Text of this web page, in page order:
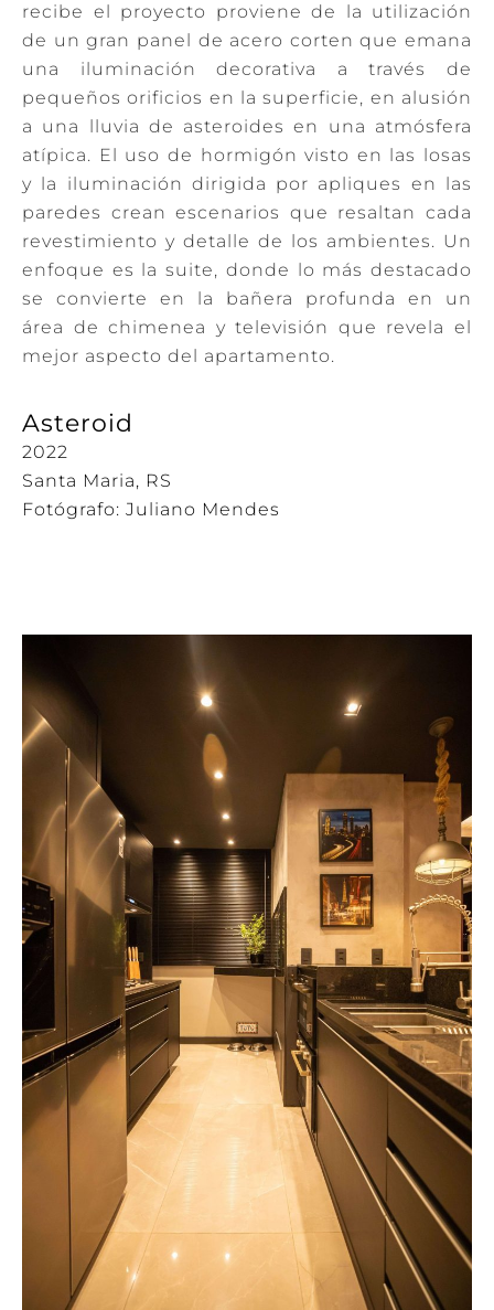
recibe el proyecto proviene de la utilización
de un gran panel de acero corten que emana
una iluminación decorativa a través de
pequeños orificios en la superficie, en alusión
a una lluvia de asteroides en una atmósfera
atípica. El uso de hormigón visto en las losas
y la iluminación dirigida por apliques en las
paredes crean escenarios que resaltan cada
revestimiento y detalle de los ambientes. Un
enfoque es la suite, donde lo más destacado
se convierte en la bañera profunda en un
área de chimenea y televisión que revela el
mejor aspecto del apartamento.
Asteroid
2022
Santa Maria, RS
Fotógrafo: Juliano Mendes